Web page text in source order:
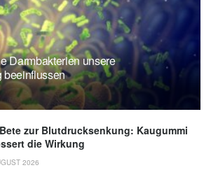
ALDH2 alcohol flushing variant; in:
Translational Medicine (2023),
Darmbakterien unsere
beeinflussen
zur Blutdrucksenkung: Kaugummi
die Wirkung
2026